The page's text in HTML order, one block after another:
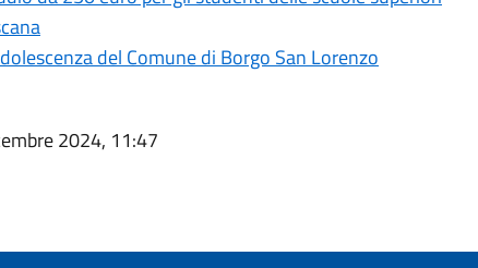
del Comune di Borgo San Lorenzo
2024, 11:47